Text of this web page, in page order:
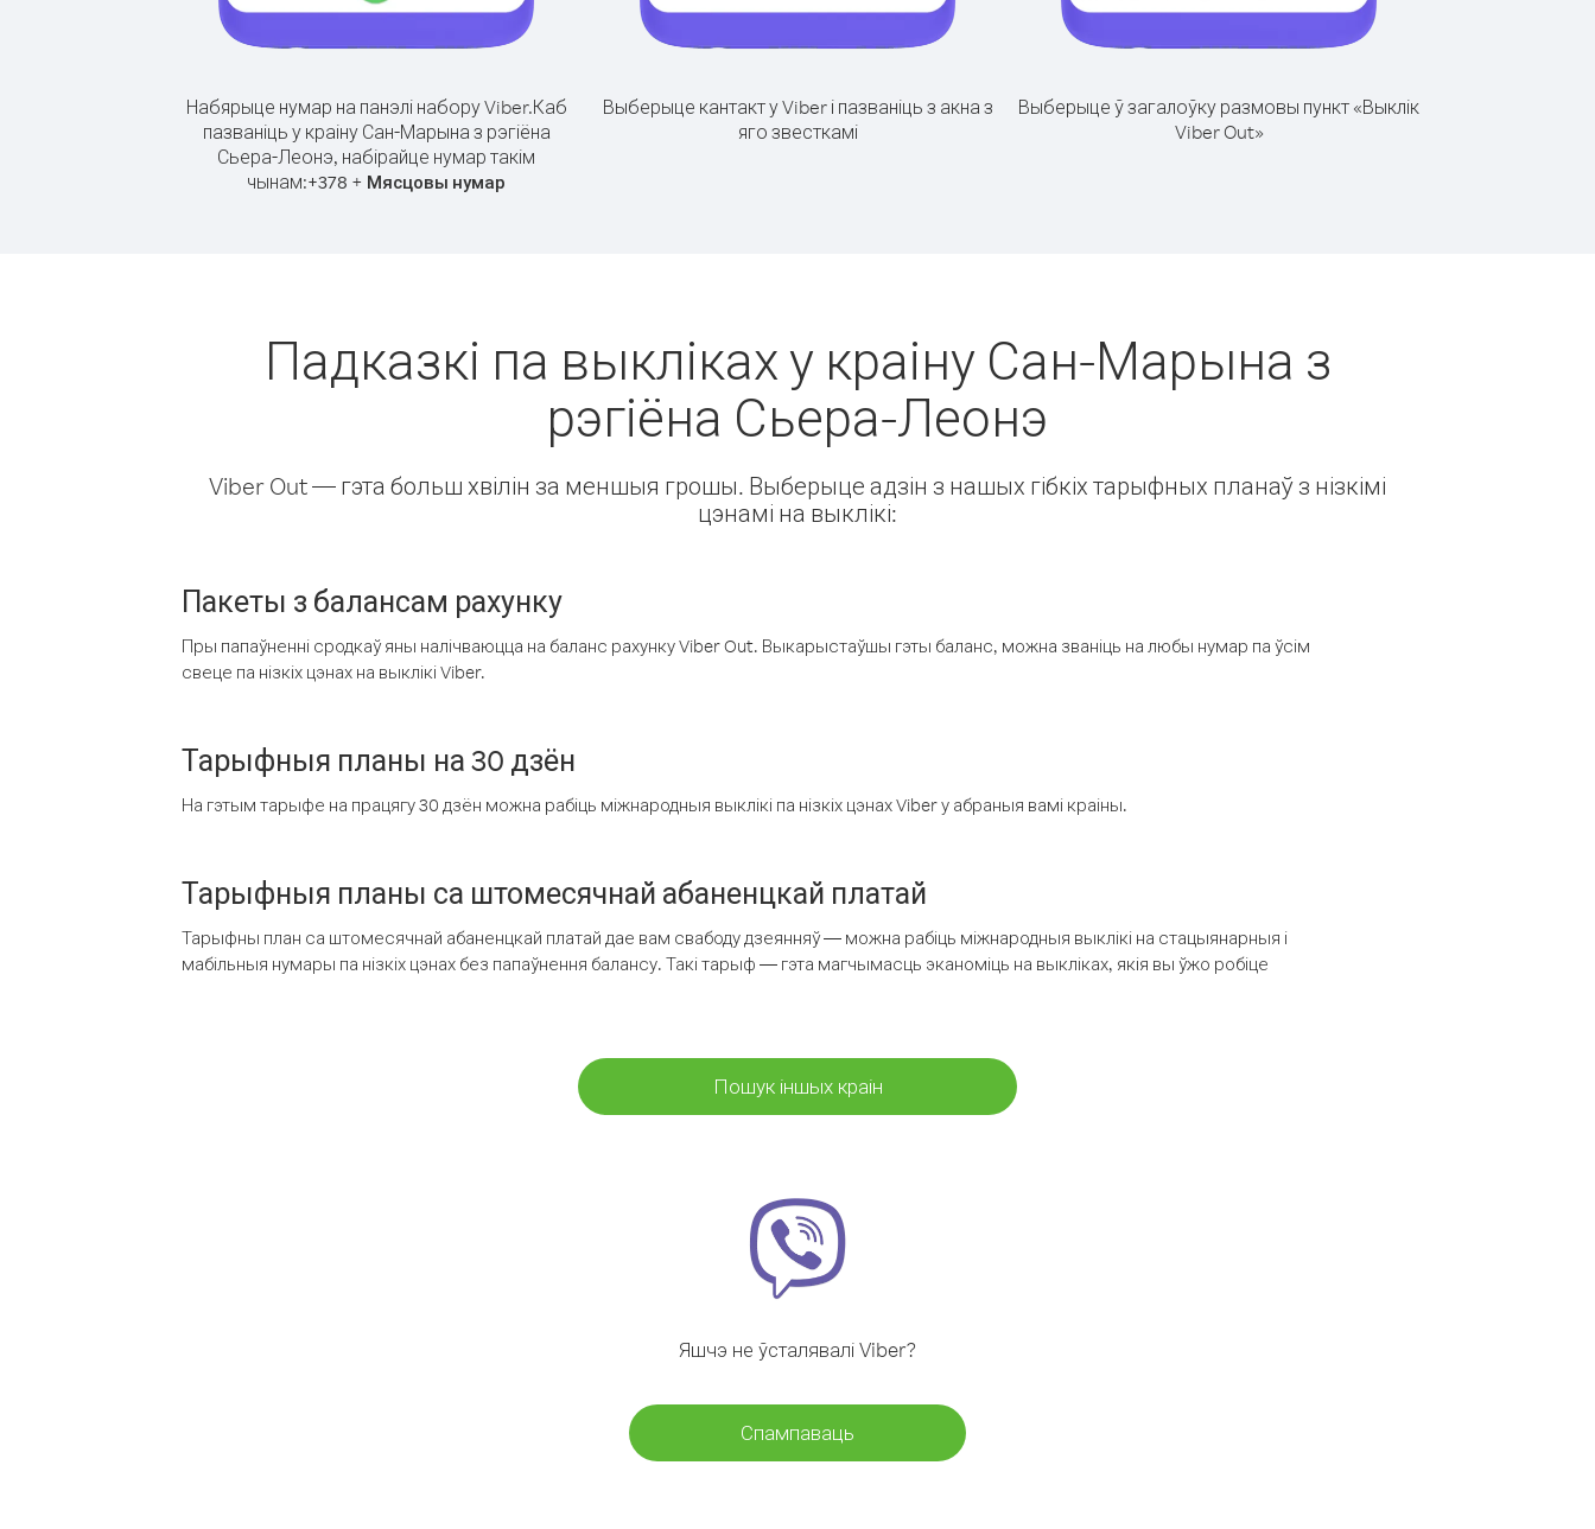
Набярыце нумар на панэлі набору Viber.Каб
пазваніць у краіну Сан-Марына з рэгіёна
Сьера-Леонэ, набірайце нумар такім
чынам:+378 + Мясцовы нумар
Выберыце кантакт у Viber і пазваніць з акна з
яго звесткамі
Выберыце ў загалоўку размовы пункт «Выклік
Viber Out»
Падказкі па выкліках у краіну Сан-Марына з
рэгіёна Сьера-Леонэ
Viber Out — гэта больш хвілін за меншыя грошы. Выберыце адзін з нашых гібкіх тарыфных планаў з нізкімі
цэнамі на выклікі:
Пакеты з балансам рахунку
Пры папаўненні сродкаў яны налічваюцца на баланс рахунку Viber Out. Выкарыстаўшы гэты баланс, можна званіць на любы нумар па ўсім
свеце па нізкіх цэнах на выклікі Viber.
Тарыфныя планы на 30 дзён
На гэтым тарыфе на працягу 30 дзён можна рабіць міжнародныя выклікі па нізкіх цэнах Viber у абраныя вамі краіны.
Тарыфныя планы са штомесячнай абаненцкай платай
Тарыфны план са штомесячнай абаненцкай платай дае вам свабоду дзеянняў — можна рабіць міжнародныя выклікі на стацыянарныя і
мабільныя нумары па нізкіх цэнах без папаўнення балансу. Такі тарыф — гэта магчымасць эканоміць на выкліках, якія вы ўжо робіце
Пошук іншых краін
Яшчэ не ўсталявалі Viber?
Спампаваць